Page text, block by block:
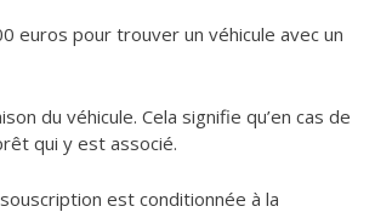
euros pour trouver un véhicule avec un
du véhicule. Cela signifie qu’en cas de
qui y est associé.
est conditionnée à la